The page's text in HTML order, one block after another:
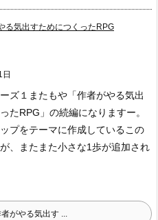
る気出すためにつくったRPG
ズ１ またもや「作者がやる気出
たRPG」の続編になりますー。
プをテーマに作成しているこの
、
またまた小さな1歩が追加され
がやる気出す ...